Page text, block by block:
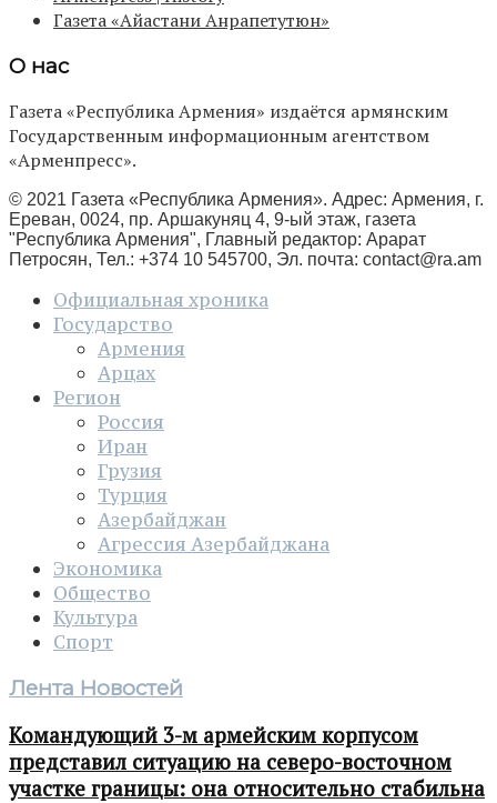
Газета «Айастани Анрапетутюн»
О нас
Газета «Республика Армения» издаётся армянским
Государственным информационным агентством
«Арменпресс».
© 2021 Газета «Республика Армения». Адрес: Армения, г.
Ереван, 0024, пр. Аршакуняц 4, 9-ый этаж, газета
"Республика Армения", Главный редактор: Арарат
Петросян, Тел.: +374 10 545700, Эл. почта: contact@ra.am
Официальная хроника
Государство
Армения
Арцах
Регион
Россия
Иран
Грузия
Турция
Азербайджан
Агрессия Азербайджана
Экономика
Общество
Культура
Спорт
Лента Новостей
Командующий 3-м армейским корпусом
представил ситуацию на северо-восточном
участке границы: она относительно стабильна